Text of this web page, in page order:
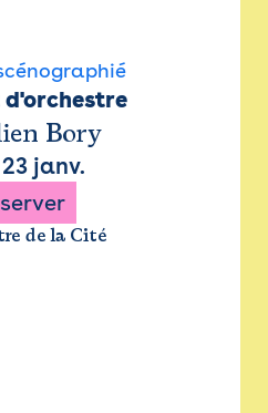
Bory
23 janv.
de la Cité